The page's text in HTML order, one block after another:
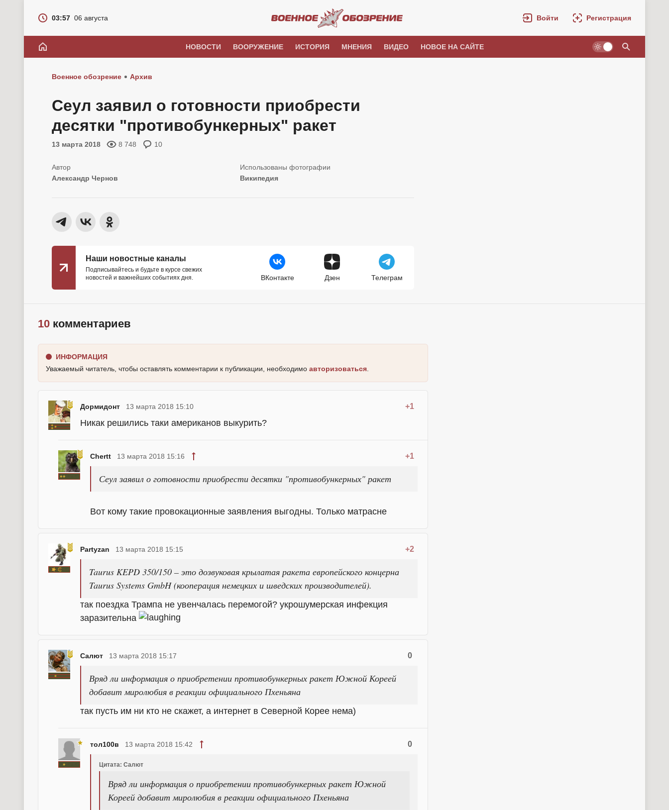
03:57 06 августа Войти Регистрация
НОВОСТИ ВООРУЖЕНИЕ ИСТОРИЯ МНЕНИЯ ВИДЕО НОВОЕ НА САЙТЕ
Военное обозрение Архив
Сеул заявил о готовности приобрести
десятки "противобункерных" ракет
13 марта 2018 8 748 10
Александр Чернов Википедия
Наши новостные каналы
Подписывайтесь и будьте в курсе свежих
новостей и важнейших событиях дня.
ВКонтакте Дзен Телеграм
10 комментариев
ИНФОРМАЦИЯ
Уважаемый читатель, чтобы оставлять комментарии к публикации, необходимо авторизоваться
Дормидонт +1
13 марта 2018 15:10
Никак решились таки американов выкурить?
Chertt +1
13 марта 2018 15:16
Сеул заявил о готовности приобрести десятки "противобункерных" ракет
Вот кому такие провокационные заявления выгодны. Только матрасне
Partyzan +2
13 марта 2018 15:15
Taurus KEPD 350/150 – это дозвуковая крылатая ракета европейского концерна
Taurus Systems GmbH (кооперация немецких и шведских производителей).
так поездка Трампа не увенчалась перемогой? укрошумерская инфекция
заразительна
Салют 0
13 марта 2018 15:17
Вряд ли информация о приобретении противобункерных ракет Южной Кореей
добавит миролюбия в реакции официального Пхеньяна
так пусть им ни кто не скажет, а интернет в Северной Корее нема)
тол100в 0
13 марта 2018 15:42
Цитата: Салют
Вряд ли информация о приобретении противобункерных ракет Южной
Кореей добавит миролюбия в реакции официального Пхеньяна